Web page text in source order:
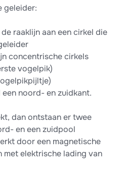
geleider:
raaklijn aan een cirkel die
concentrische cirkels
vogelpik)
noord- en zuidkant.
dan ontstaan er twee
en een zuidpool
door een magnetische
elektrische lading van